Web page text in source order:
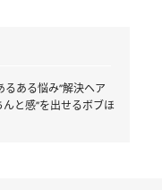
るある悩み”解決ヘア
と感”を出せるボブほ